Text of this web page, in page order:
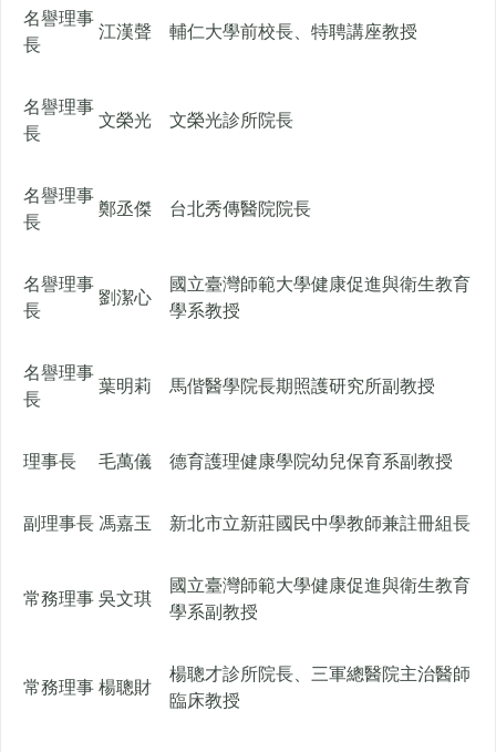
名譽理事
長
江漢聲 輔仁大學前校長、特聘講座教授
名譽理事
長
文榮光 文榮光診所院長
名譽理事
長
鄭丞傑 台北秀傳醫院院長
名譽理事
長
劉潔心
國立臺灣師範大學健康促進與衛生教育
學系教授
名譽理事
長
葉明莉 馬偕醫學院長期照護研究所副教授
理事長 毛萬儀 德育護理健康學院幼兒保育系副教授
副理事長 馮嘉玉 新北市立新莊國民中學教師兼註冊組長
常務理事 吳文琪
國立臺灣師範大學健康促進與衛生教育
學系副教授
常務理事 楊聰財
楊聰才診所院長、三軍總醫院主治醫師
臨床教授